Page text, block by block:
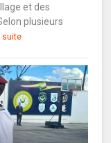
et des
plusieurs
suite